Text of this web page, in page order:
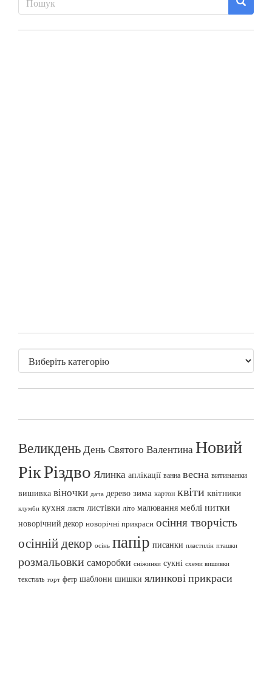
ВеликденьДень Святого ВалентинаНовий
РікРіздво Ялинка аплікації ванна весна витинанки
вишивка віночки дача дерево зима картон квіти квітники
клумби кухня листя листівки літо малювання меблі нитки
новорічний декор новорічні прикраси осіння творчість
осінній декор осінь папір писанки пластилін пташки
розмальовки саморобки сніжинки сукні схеми вишивки
текстиль торт фетр шаблони шишки ялинкові прикраси